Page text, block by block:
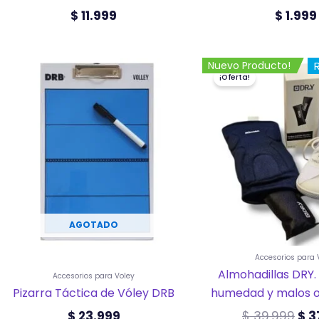
$ 11.999 $ 1.999
AGOTADO
Accesorios para Voley
Pizarra Táctica de Vóley DRB
Nuevo Producto!
¡Oferta!
Accesorios para
Almohadillas
humedad y malos
El
era:
$